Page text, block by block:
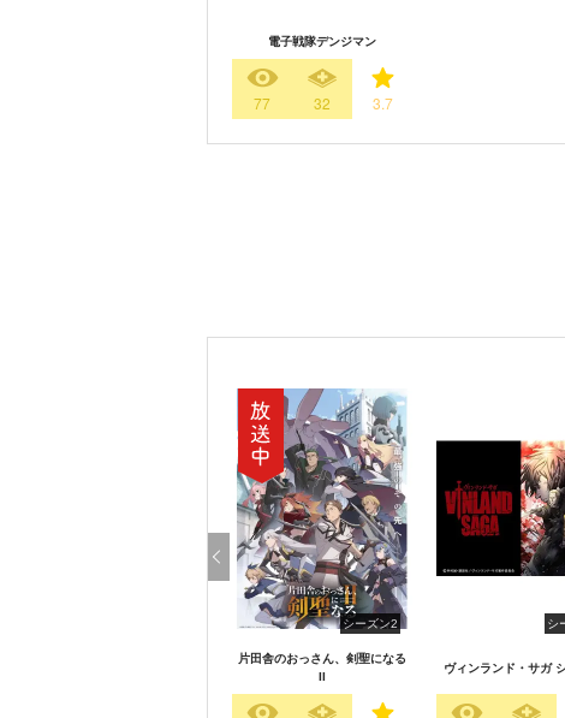
電子戦隊デンジマン
77 32 3.7
シーズン2
片田舎のおっさん、剣聖になる
II
シ
ヴィンランド・サガ